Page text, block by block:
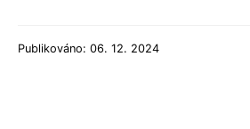
Publikováno: 06. 12. 2024